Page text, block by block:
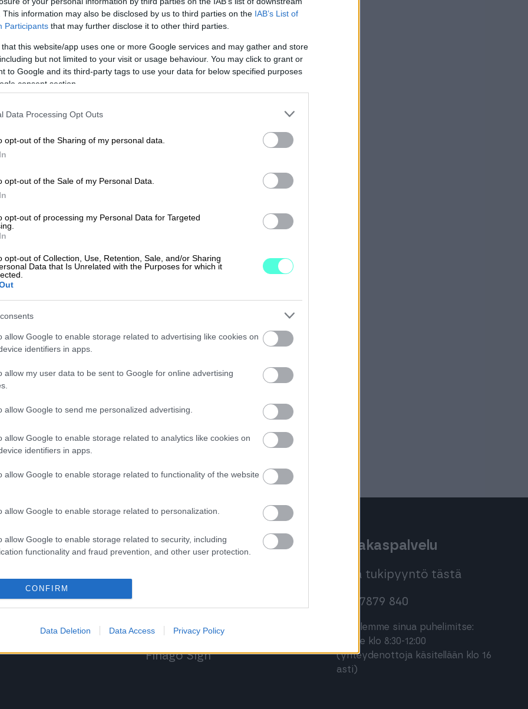
This information may also be disclosed by us to third parties on the IAB’s List of
Participants that may further disclose it to other third parties.
that this website/app uses one or more Google services and may gather and store
but not limited to your visit or usage behaviour. You may click to grant or
to Google and its third-party tags to use your data for below specified purposes
consent section.
Data Processing Opt Outs
opt-out of the Sharing of my personal data.
opt-out of the Sale of my Personal Data.
opt-out of processing my Personal Data for Targeted
opt-out of Collection, Use, Retention, Sale, and/or Sharing
Data that Is Unrelated with the Purposes for which it
allow Google to enable storage related to advertising like cookies on
identifiers in apps.
allow my user data to be sent to Google for online advertising
allow Google to send me personalized advertising.
allow Google to enable storage related to analytics like cookies on
identifiers in apps.
allow Google to enable storage related to functionality of the website
allow Google to enable storage related to personalization.
allow Google to enable storage related to security, including
functionality and fraud prevention, and other user protection.
CONFIRM
Data Deletion Data Access Privacy Policy
automatisoi taloushallinnon prosesseja.
Procountorista Yhdistyksille
ja isännöitsijät
isännöintialalle.
-30 % kuukausimaksusta urheiluseuroille ja
maksuton mobiili!
Ota käyttöösi juristien laatimat, käyttövalmiit
sopimuspohjat
PROCOUNTORIN UUDET OMINAISUUDET
itsellesi kirjanpitäjää?
se, että ne olivat yleisesti hyväksytty
maksutapahtumat verrattuna sähköisiin
väärennetyt tai katteettomat shekit.
käytetään yhä joissakin tilanteissa ja
vähentäneet shekkien käyttöä tai
fiksulla
Takaisin etusivulle
ohjelmistoihin
Soloon
Kirjaudu ohjelmistoihin
Sopimuskone
Finago Sign
Asiakaspalvelu
Jätä tukipyyntö tästä
020 7879 840
Palvelemme sinua puhelimitse:
ma-pe klo 8:30-12:00
(yhteydenottoja käsitellään klo 16
asti)